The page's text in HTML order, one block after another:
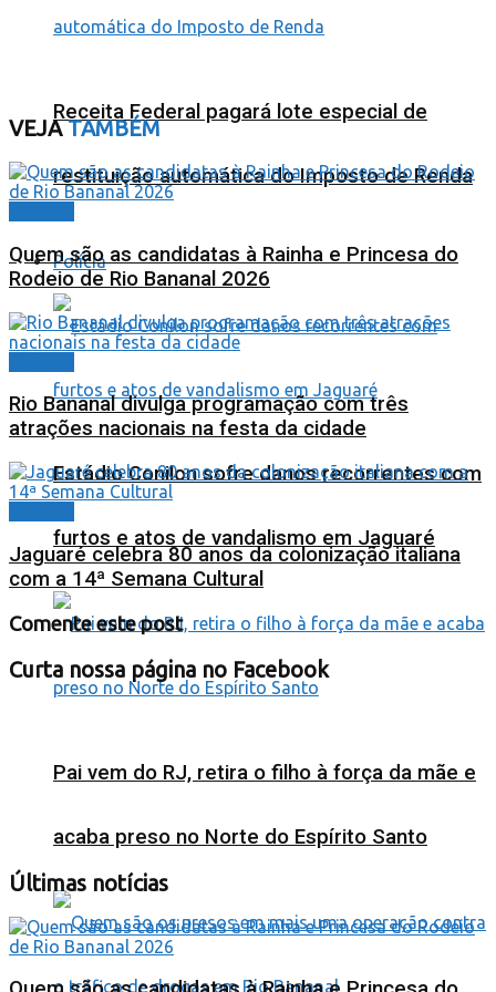
Receita Federal pagará lote especial de
restituição automática do Imposto de Renda
Polícia
Estádio Conilon sofre danos recorrentes com
furtos e atos de vandalismo em Jaguaré
Pai vem do RJ, retira o filho à força da mãe e
acaba preso no Norte do Espírito Santo
VEJATAMBÉM
Quem são as candidatas à Rainha e Princesa do
Rodeio de Rio Bananal 2026
Rio Bananal divulga programação com três
atrações nacionais na festa da cidade
Jaguaré celebra 80 anos da colonização italiana
com a 14ª Semana Cultural
Comente este post
Curta nossa página no Facebook
Últimas notícias